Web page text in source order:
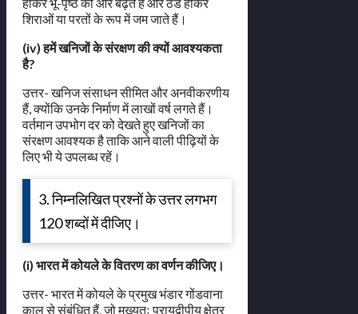
शिराओं या परतों के रूप में जम जाते हैं।
(iv) हमें खनिजों के संरक्षण की क्यों आवश्यकता
है?
उत्तर- खनिज संसाधन सीमित और अनवीकरणीय
हैं, क्योंकि उनके निर्माण में लाखों वर्ष लगते हैं।
वर्तमान उपभोग दर को देखते हुए खनिजों का
संरक्षण आवश्यक है ताकि आने वाली पीढ़ियों के
लिए भी ये उपलब्ध रहें।
3. निम्नलिखित प्रश्नों के उत्तर लगभग
120 शब्दों में दीजिए।
(i) भारत में कोयले के वितरण का वर्णन कीजिए।
उत्तर- भारत में कोयले के प्रमुख भंडार गोंडवाना
काल से संबंधित हैं, जो मुख्यतः प्रायद्वीपीय क्षेत्र